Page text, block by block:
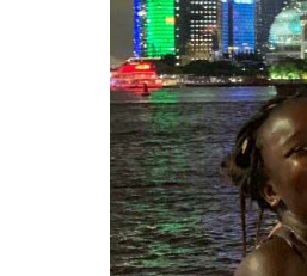
Recherche